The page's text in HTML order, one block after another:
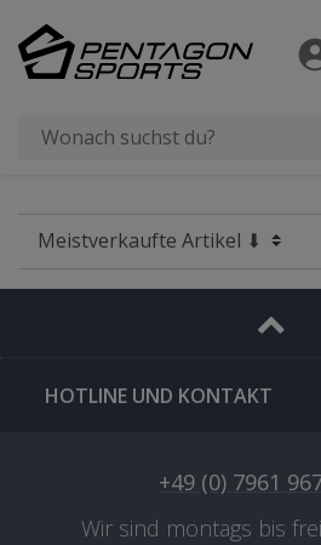
Filter
×
HOTLINE UND KONTAKT
+49 (0) 7961
Wir sind montags bis